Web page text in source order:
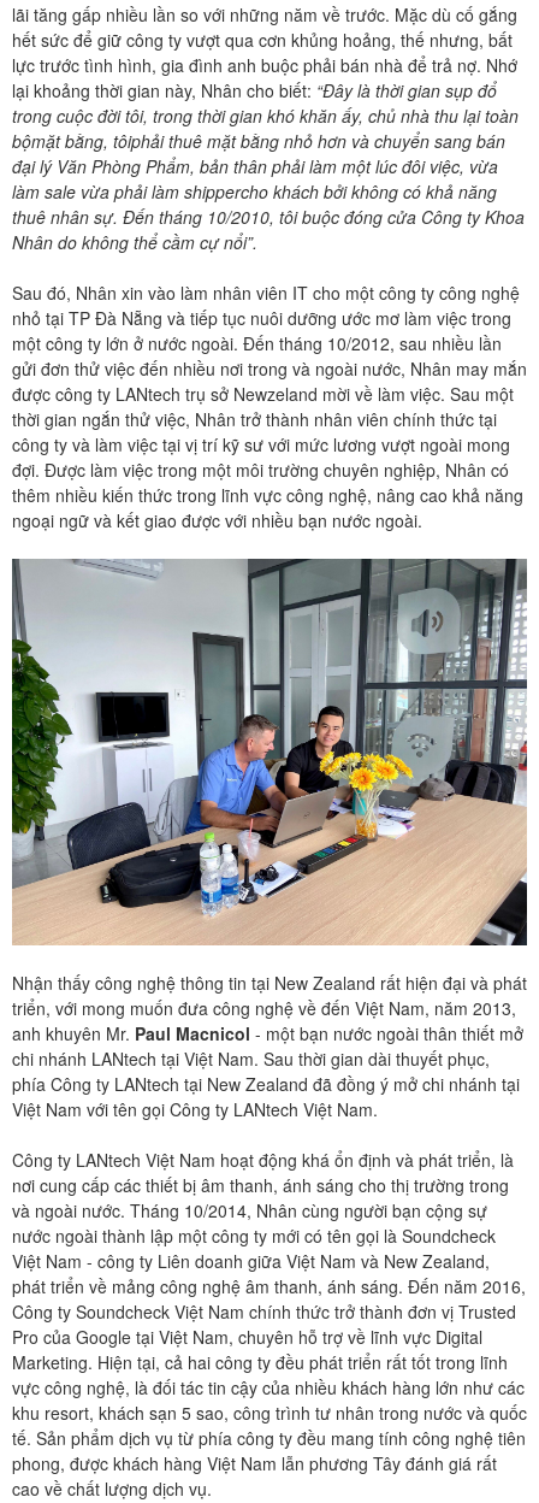
lãi tăng gấp nhiều lần so với những năm về trước. Mặc dù cố gắng
hết sức để giữ công ty vượt qua cơn khủng hoảng, thế nhưng, bất
lực trước tình hình, gia đình anh buộc phải bán nhà để trả nợ. Nhớ
lại khoảng thời gian này, Nhân cho biết: “Đây là thời gian sụp đổ
trong cuộc đời tôi, trong thời gian khó khăn ấy, chủ nhà thu lại toàn
bộmặt bằng, tôiphải thuê mặt bằng nhỏ hơn và chuyển sang bán
đại lý Văn Phòng Phẩm, bản thân phải làm một lúc đôi việc, vừa
làm sale vừa phải làm shippercho khách bởi không có khả năng
thuê nhân sự. Đến tháng 10/2010, tôi buộc đóng cửa Công ty Khoa
Nhân do không thể cầm cự nổi”.
Sau đó, Nhân xin vào làm nhân viên IT cho một công ty công nghệ
nhỏ tại TP Đà Nẵng và tiếp tục nuôi dưỡng ước mơ làm việc trong
một công ty lớn ở nước ngoài. Đến tháng 10/2012, sau nhiều lần
gửi đơn thử việc đến nhiều nơi trong và ngoài nước, Nhân may mắn
được công ty LANtech trụ sở Newzeland mời về làm việc. Sau một
thời gian ngắn thử việc, Nhân trở thành nhân viên chính thức tại
công ty và làm việc tại vị trí kỹ sư với mức lương vượt ngoài mong
đợi. Được làm việc trong một môi trường chuyên nghiệp, Nhân có
thêm nhiều kiến thức trong lĩnh vực công nghệ, nâng cao khả năng
ngoại ngữ và kết giao được với nhiều bạn nước ngoài.
Nhận thấy công nghệ thông tin tại New Zealand rất hiện đại và phát
triển, với mong muốn đưa công nghệ về đến Việt Nam, năm 2013,
anh khuyên Mr. Paul Macnicol - một bạn nước ngoài thân thiết mở
chi nhánh LANtech tại Việt Nam. Sau thời gian dài thuyết phục,
phía Công ty LANtech tại New Zealand đã đồng ý mở chi nhánh tại
Việt Nam với tên gọi Công ty LANtech Việt Nam.
Công ty LANtech Việt Nam hoạt động khá ổn định và phát triển, là
nơi cung cấp các thiết bị âm thanh, ánh sáng cho thị trường trong
và ngoài nước. Tháng 10/2014, Nhân cùng người bạn cộng sự
nước ngoài thành lập một công ty mới có tên gọi là Soundcheck
Việt Nam - công ty Liên doanh giữa Việt Nam và New Zealand,
phát triển về mảng công nghệ âm thanh, ánh sáng. Đến năm 2016,
Công ty Soundcheck Việt Nam chính thức trở thành đơn vị Trusted
Pro của Google tại Việt Nam, chuyên hỗ trợ về lĩnh vực Digital
Marketing. Hiện tại, cả hai công ty đều phát triển rất tốt trong lĩnh
vực công nghệ, là đối tác tin cậy của nhiều khách hàng lớn như các
khu resort, khách sạn 5 sao, công trình tư nhân trong nước và quốc
tế. Sản phẩm dịch vụ từ phía công ty đều mang tính công nghệ tiên
phong, được khách hàng Việt Nam lẫn phương Tây đánh giá rất
cao về chất lượng dịch vụ.